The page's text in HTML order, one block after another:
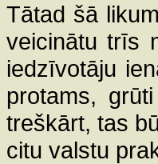
Tātad šā
veicinātu trīs
iedzīvotāju
protams,
treškārt, tas
citu valstu